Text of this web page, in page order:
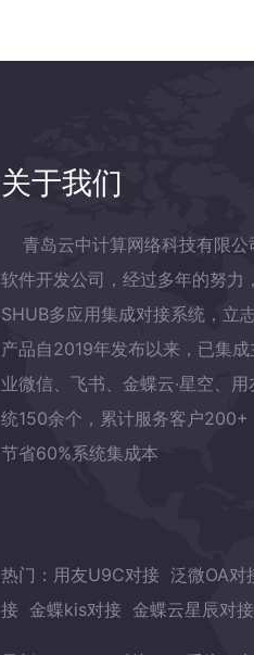
关于我们
青岛云中计算网络科技有限公
软件开发公司，经过多年的努力
SHUB多应用集成对接系统，立
产品自2019年发布以来，已集
业微信、飞书、金蝶云·星空、
统150余个，累计服务客户200+
节省60%系统集成本
热门： 用友U9C对接 泛微OA对
接 金蝶kis对接 金蝶云星辰对接